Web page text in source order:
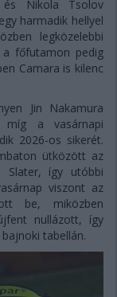
és Nikola Tsolov
harmadik hellyel
legközelebbi
főfutamon pedig
Camara is kilenc
Jin Nakamura
míg a vasárnapi
2026-os sikerét.
ütközött az
Slater, így utóbbi
viszont az
be, miközben
nullázott, így
tabellán.